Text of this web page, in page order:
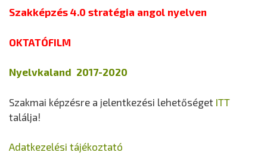
Szakképzés 4.0 stratégia angol nyelven
OKTATÓFILM
Nyelvkaland 2017-2020
Szakmai képzésre a jelentkezési lehetőséget ITT
találja!
Adatkezelési tájékoztató